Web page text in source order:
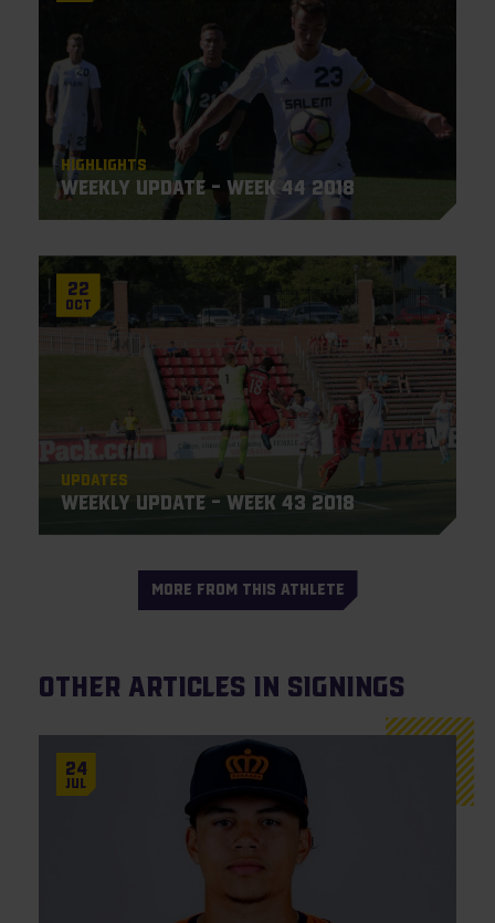
Highlights
Weekly Update – Week 44 2018
22
Oct
Updates
Weekly update – week 43 2018
MORE FROM THIS ATHLETE
Other articles in Signings
24
Jul